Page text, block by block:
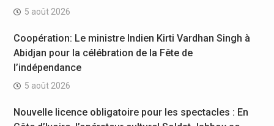
5 août 2026
Coopération: Le ministre Indien Kirti Vardhan Singh à
Abidjan pour la célébration de la Fête de
l’indépendance
5 août 2026
Nouvelle licence obligatoire pour les spectacles : En